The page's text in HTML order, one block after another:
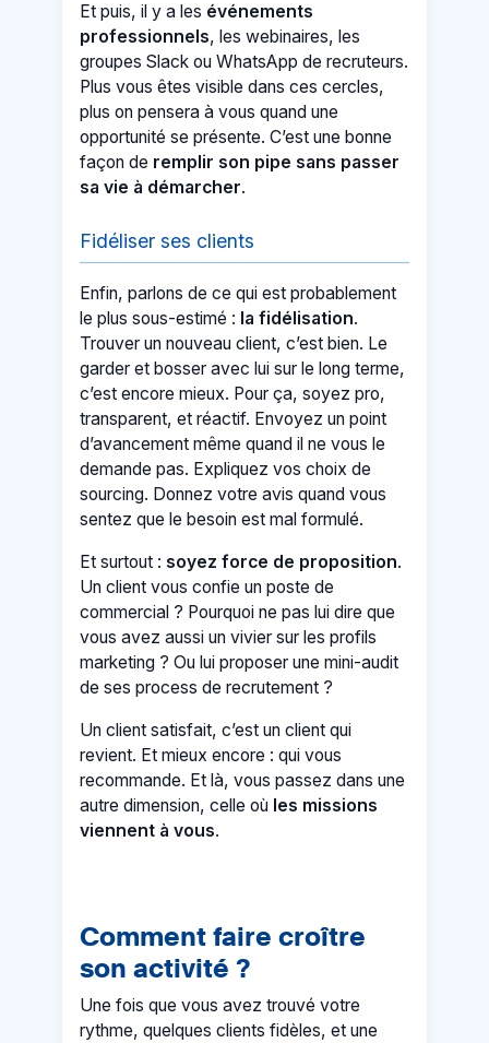
Et puis, il y a les événements
professionnels, les webinaires, les
groupes Slack ou WhatsApp de recruteurs.
Plus vous êtes visible dans ces cercles,
plus on pensera à vous quand une
opportunité se présente. C’est une bonne
façon de remplir son pipe sans passer
sa vie à démarcher.
Fidéliser ses clients
Enfin, parlons de ce qui est probablement
le plus sous-estimé : la fidélisation.
Trouver un nouveau client, c’est bien. Le
garder et bosser avec lui sur le long terme,
c’est encore mieux. Pour ça, soyez pro,
transparent, et réactif. Envoyez un point
d’avancement même quand il ne vous le
demande pas. Expliquez vos choix de
sourcing. Donnez votre avis quand vous
sentez que le besoin est mal formulé.
Et surtout : soyez force de proposition.
Un client vous confie un poste de
commercial ? Pourquoi ne pas lui dire que
vous avez aussi un vivier sur les profils
marketing ? Ou lui proposer une mini-audit
de ses process de recrutement ?
Un client satisfait, c’est un client qui
revient. Et mieux encore : qui vous
recommande. Et là, vous passez dans une
autre dimension, celle où les missions
viennent à vous.
Comment faire croître
son activité ?
Une fois que vous avez trouvé votre
rythme, quelques clients fidèles, et une